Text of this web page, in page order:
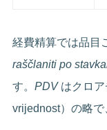
経費精算では品目
raščlaniti po
す。PDVはクロア
vrijednost）の略で